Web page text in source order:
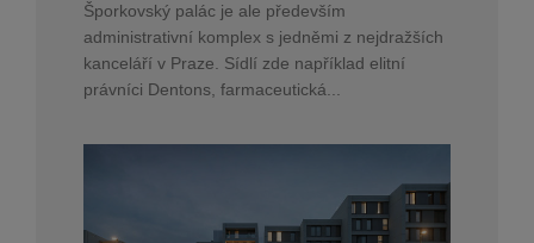
Šporkovský palác je ale především
administrativní komplex s jedněmi z nejdražších
kanceláří v Praze. Sídlí zde například elitní
právníci Dentons, farmaceutická...